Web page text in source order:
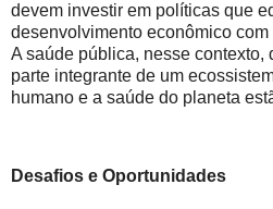
devem investir em políticas que
desenvolvimento econômico
A saúde pública, nesse contexto,
parte integrante de um
humano e a saúde do planeta
Desafios e Oportunidades